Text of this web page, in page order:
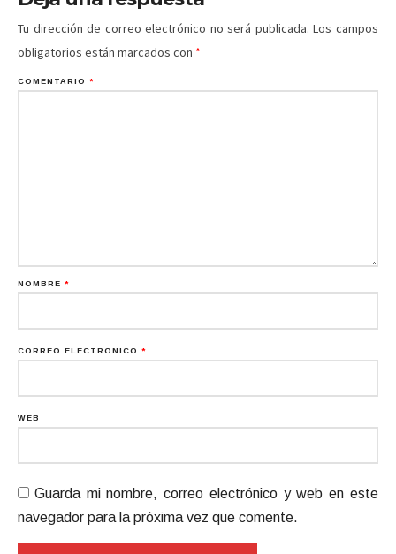
Tu dirección de correo electrónico no será publicada. Los campos
obligatorios están marcados con *
COMENTARIO *
NOMBRE *
CORREO ELECTRÓNICO *
WEB
Guarda mi nombre, correo electrónico y web en este
navegador para la próxima vez que comente.